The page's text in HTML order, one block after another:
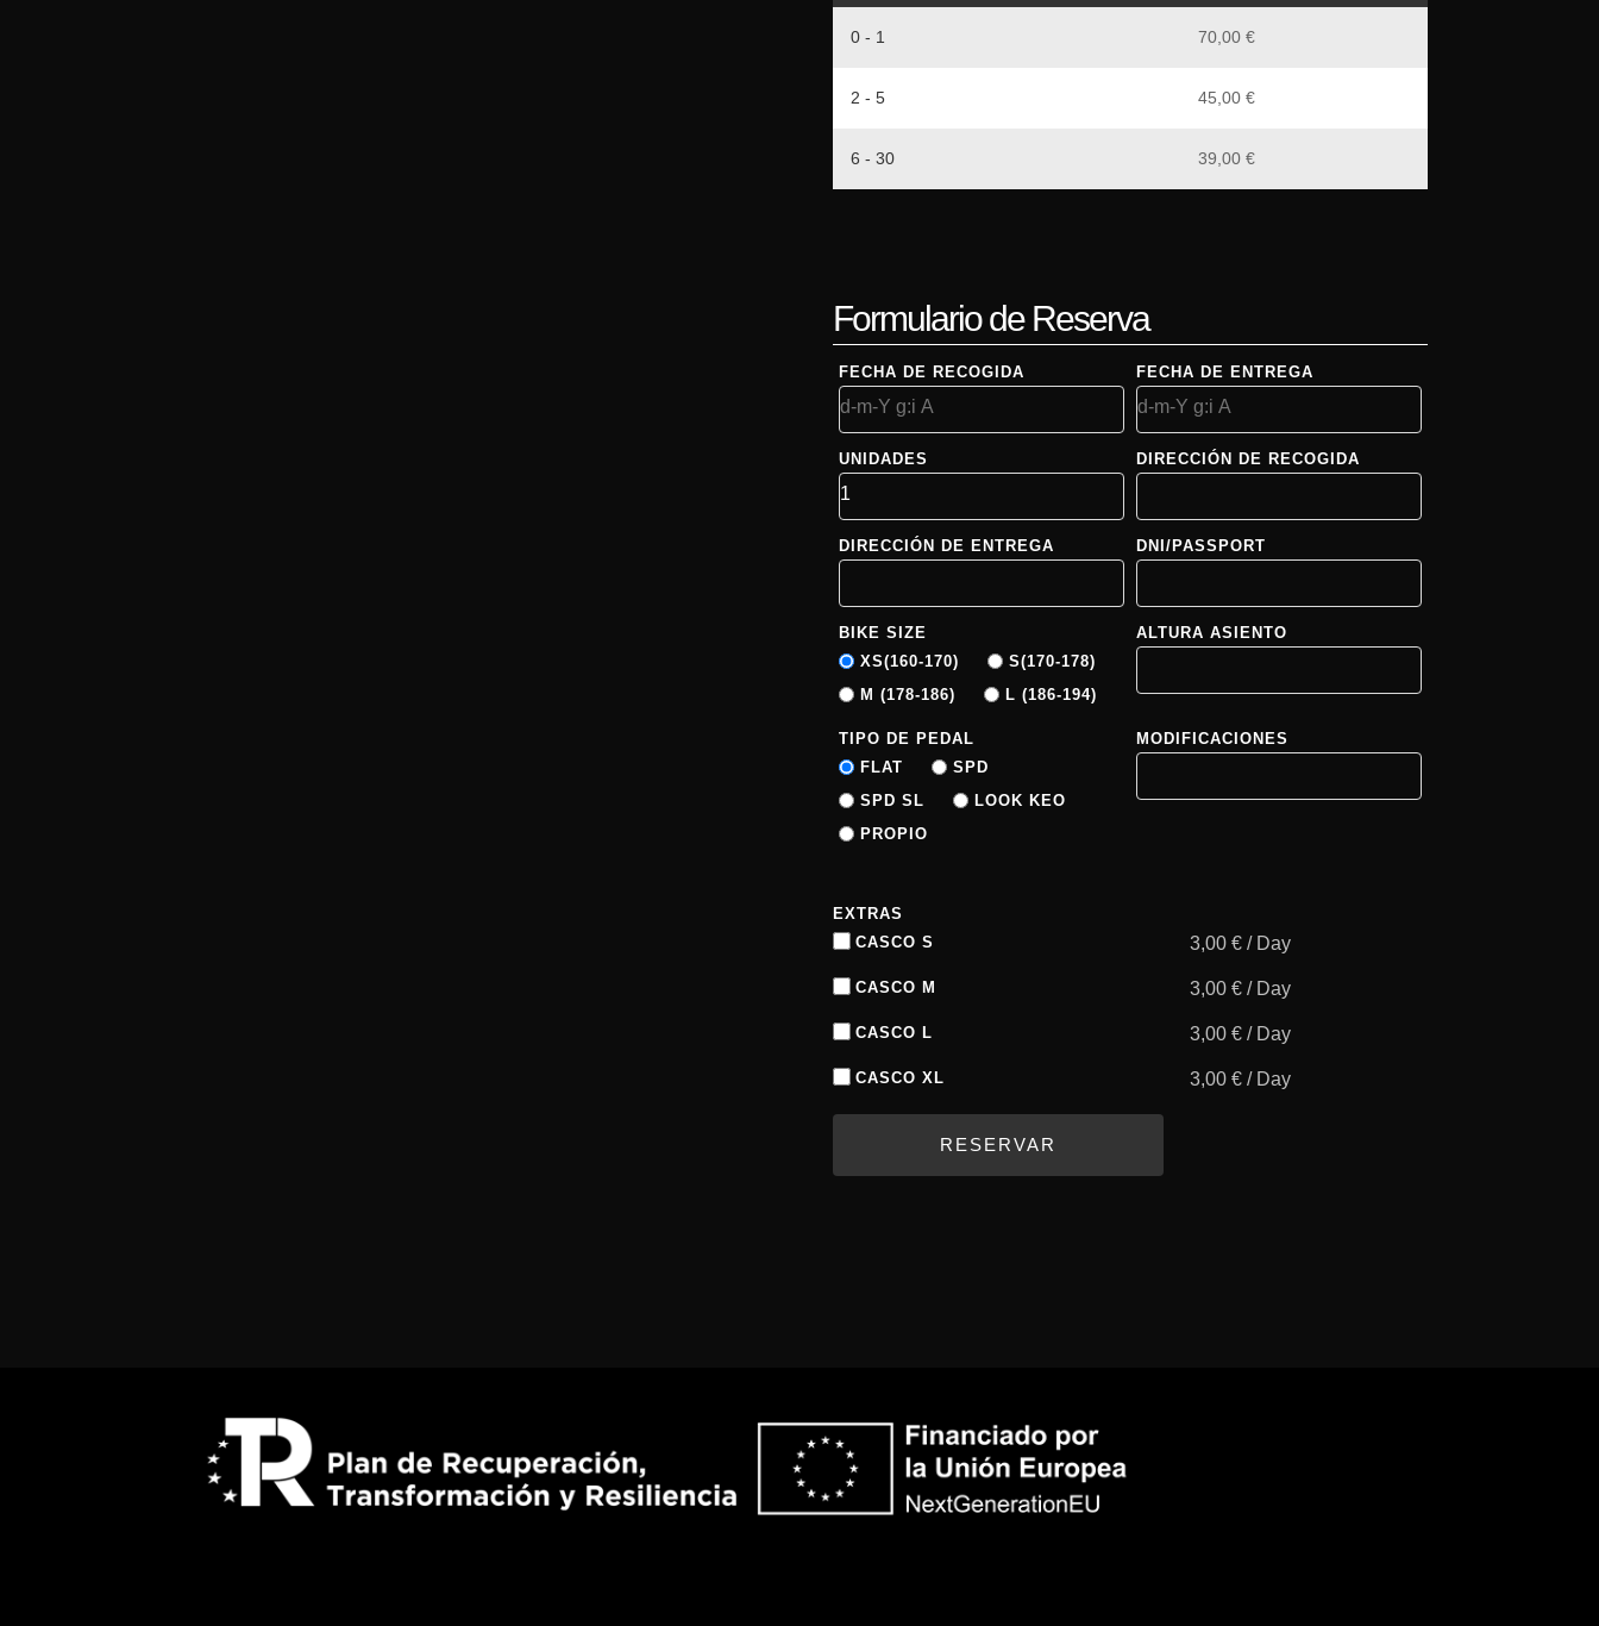
0 - 1 70,00 €
2 - 5 45,00 €
6 - 30 39,00 €
Formulario de Reserva
FECHA DE RECOGIDA FECHA DE ENTREGA
UNIDADES DIRECCIÓN DE RECOGIDA
DIRECCIÓN DE ENTREGA DNI/PASSPORT
BIKE SIZE
XS(160-170)
S(170-178)
M (178-186)
L (186-194)
ALTURA ASIENTO
TIPO DE PEDAL
FLAT
SPD
SPD SL
LOOK KEO
PROPIO
MODIFICACIONES
EXTRAS
CASCO S
3,00 € / Day
CASCO M 3,00 € / Day
CASCO L 3,00 € / Day
CASCO XL 3,00 € / Day
RESERVAR